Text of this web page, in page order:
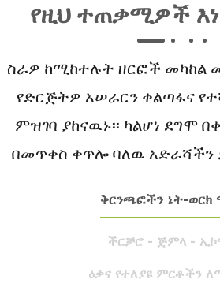
የዚህ ተጠቃሚዎች
ስራዎ ከሚከተሉት ዘርፎች መካከል
የድርጅትዎ አሠራርን ቀልጣፋና
ምዝገባ ያከናዉኑ፡፡ ካልሆነ ደግሞ
በመጥቀስ ቀጥሎ ባለዉ አድራሻችን
ቅርንጫፎችን ኔት-ወርክ
ችርቻሮ - ጅምላ -
ዕቃና የተለያዩ ምርቶችን